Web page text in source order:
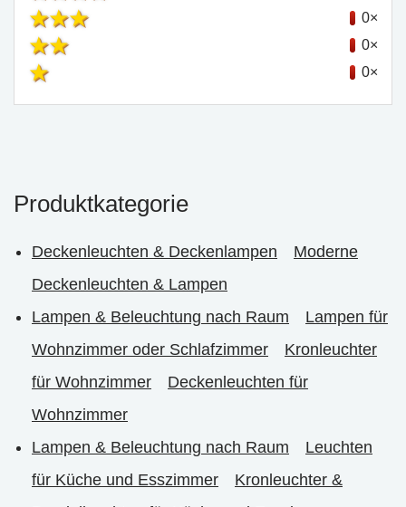
0×
0×
0×
Produktkategorie
Deckenleuchten & Deckenlampen
Moderne
Deckenleuchten & Lampen
Lampen & Beleuchtung nach Raum
Lampen für
Wohnzimmer oder Schlafzimmer
Kronleuchter
für Wohnzimmer
Deckenleuchten für
Wohnzimmer
Lampen & Beleuchtung nach Raum
Leuchten
für Küche und Esszimmer
Kronleuchter &